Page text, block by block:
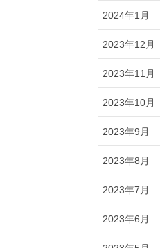
2024年1月
2023年12月
2023年11月
2023年10月
2023年9月
2023年8月
2023年7月
2023年6月